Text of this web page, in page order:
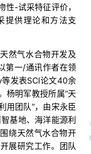
性-试采特征评价，
提供理论和方法支
然气水合物开发及
第一/通讯作者在领
发表SCI论文40余
杨明军教授所属“天
用团队”，由宋永臣
基地、海洋能源利
绕天然气水合物开
展研究工作。团队